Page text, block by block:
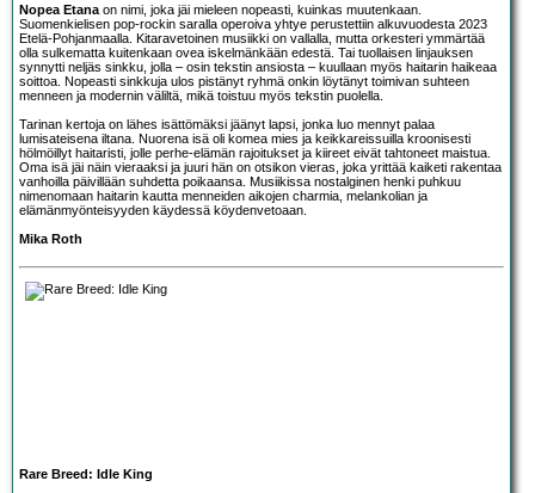
Nopea Etana on nimi, joka jäi mieleen nopeasti, kuinkas muutenkaan.
Suomenkielisen pop-rockin saralla operoiva yhtye perustettiin alkuvuodesta 2023
Etelä-Pohjanmaalla. Kitaravetoinen musiikki on vallalla, mutta orkesteri ymmärtää
olla sulkematta kuitenkaan ovea iskelmänkään edestä. Tai tuollaisen linjauksen
synnytti neljäs sinkku, jolla – osin tekstin ansiosta – kuullaan myös haitarin haikeaa
soittoa. Nopeasti sinkkuja ulos pistänyt ryhmä onkin löytänyt toimivan suhteen
menneen ja modernin väliltä, mikä toistuu myös tekstin puolella.
Tarinan kertoja on lähes isättömäksi jäänyt lapsi, jonka luo mennyt palaa
lumisateisena iltana. Nuorena isä oli komea mies ja keikkareissuilla kroonisesti
hölmöillyt haitaristi, jolle perhe-elämän rajoitukset ja kiireet eivät tahtoneet maistua.
Oma isä jäi näin vieraaksi ja juuri hän on otsikon vieras, joka yrittää kaiketi rakentaa
vanhoilla päivillään suhdetta poikaansa. Musiikissa nostalginen henki puhkuu
nimenomaan haitarin kautta menneiden aikojen charmia, melankolian ja
elämänmyönteisyyden käydessä köydenvetoaan.
Mika Roth
Rare Breed: Idle King